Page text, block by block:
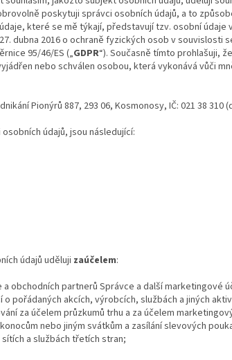
poskytuji správci osobních údajů, a to
které se mě týkají, představují tzv. osobní údaje
dubna 2016 o ochraně fyzických osob v souvislosti
95/46/ES („GDPR“). Současně tímto prohlašuji,
nebo schválen osobou, která vykonává vůči
Pionýrů 887, 293 06, Kosmonosy, IČ: 021 38 310
údajů, jsou následující:
údajů uděluji zaúčelem:
obchodních partnerů Správce a další marketingové
pořádaných akcích, výrobcích, službách a jiných
za účelem průzkumů trhu a za účelem
nebo jiným svátkům a zasílání slevových
a službách třetích stran;